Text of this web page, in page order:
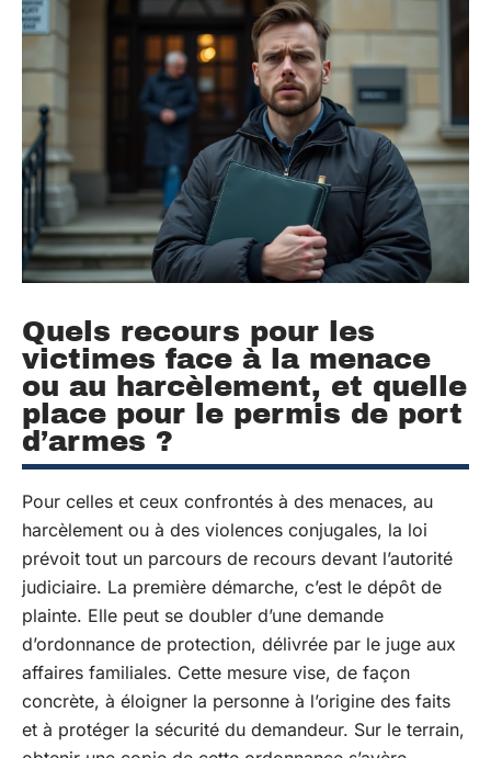
Quels recours pour les
victimes face à la menace
ou au harcèlement, et quelle
place pour le permis de port
d’armes ?
Pour celles et ceux confrontés à des menaces, au
harcèlement ou à des violences conjugales, la loi
prévoit tout un parcours de recours devant l’autorité
judiciaire. La première démarche, c’est le dépôt de
plainte. Elle peut se doubler d’une demande
d’ordonnance de protection, délivrée par le juge aux
affaires familiales. Cette mesure vise, de façon
concrète, à éloigner la personne à l’origine des faits
et à protéger la sécurité du demandeur. Sur le terrain,